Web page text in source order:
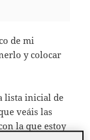
de mi
y colocar
lista inicial de
veáis las
la que estoy